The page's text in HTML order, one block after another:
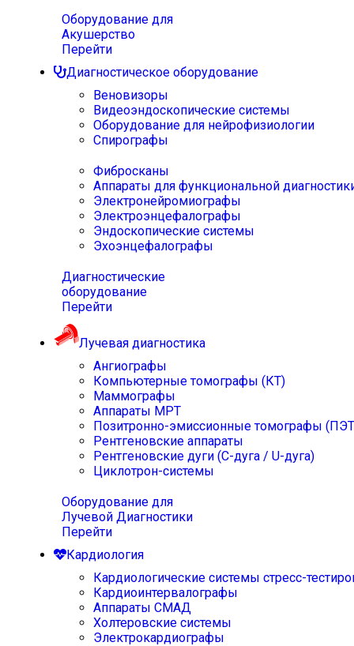
Оборудование для
Акушерство
Перейти
Диагностическое оборудование
Веновизоры
Видеоэндоскопические системы
Оборудование для нейрофизиологии
Спирографы
Фибросканы
Аппараты для функциональной
Электронейромиографы
Электроэнцефалографы
Эндоскопические системы
Эхоэнцефалографы
Диагностические
оборудование
Перейти
Лучевая диагностика
Ангиографы
Компьютерные томографы (КТ)
Маммографы
Аппараты МРТ
Позитронно-эмиссионные томографы
Рентгеновские аппараты
Рентгеновские дуги (С-дуга / U-дуга)
Циклотрон-системы
Оборудование для
Лучевой Диагностики
Перейти
Кардиология
Кардиологические системы стресс-
Кардиоинтервалографы
Аппараты СМАД
Холтеровские системы
Электрокардиографы